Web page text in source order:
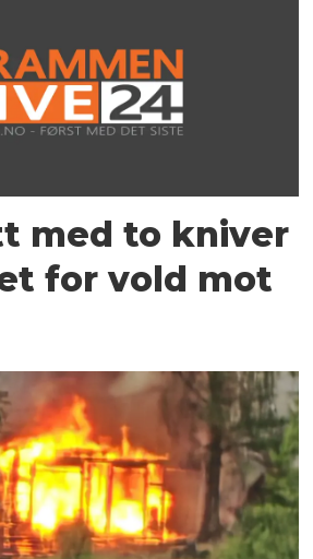
med to kniver
for vold mot